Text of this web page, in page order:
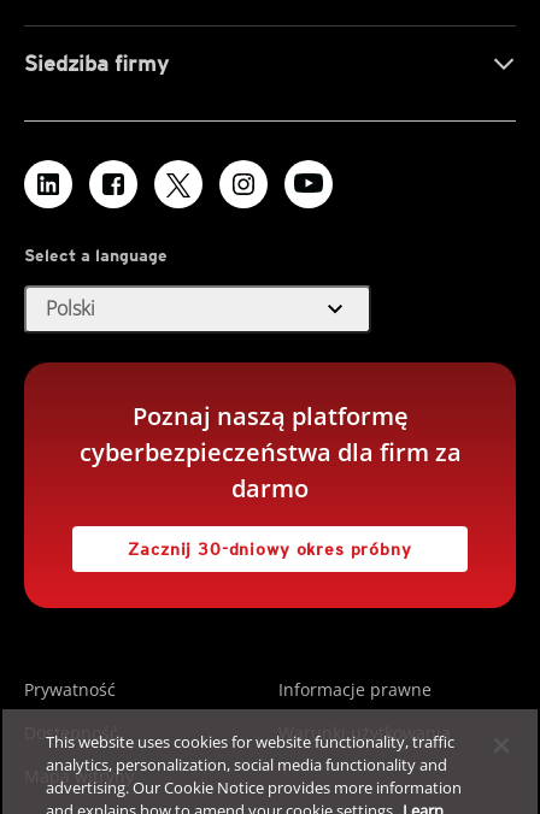
Siedziba firmy
Select a language
Polski expand_more
Poznaj naszą platformę
cyberbezpieczeństwa dla firm za
darmo
Zacznij 30-dniowy okres próbny
Prywatność
Informacje prawne
Dostępność
Warunki użytkowania
Mapa witryny
This website uses cookies for website functionality, traffic
analytics, personalization, social media functionality and
advertising. Our Cookie Notice provides more information